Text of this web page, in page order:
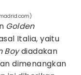
Golden
Italia, yaitu
Boydiadakan
dimenangkan